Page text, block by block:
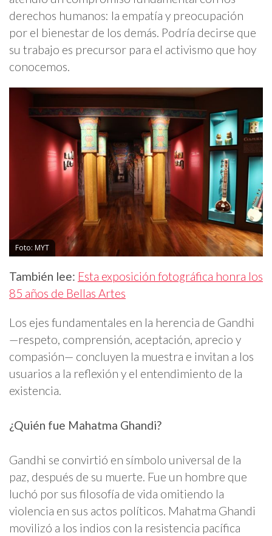
derechos humanos: la empatía y preocupación
por el bienestar de los demás. Podría decirse que
su trabajo es precursor para el activismo que hoy
conocemos.
Foto: MYT
También lee: Esta exposición fotográfica honra los
85 años de Bellas Artes
Los ejes fundamentales en la herencia de Gandhi
—respeto, comprensión, aceptación, aprecio y
compasión— concluyen la muestra e invitan a los
usuarios a la reflexión y el entendimiento de la
existencia.
¿Quién fue Mahatma Ghandi?
Gandhi se convirtió en símbolo universal de la
paz, después de su muerte. Fue un hombre que
luchó por sus filosofía de vida omitiendo la
violencia en sus actos políticos. Mahatma Ghandi
movilizó a los indios con la resistencia pacífica